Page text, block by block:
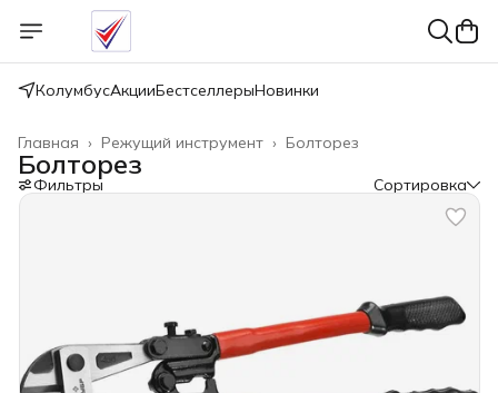
КолумбусАкцииБестселлерыНовинки
Болторез
Режущий инструмент ›
Главная ›
Болторез
Фильтры Сортировка